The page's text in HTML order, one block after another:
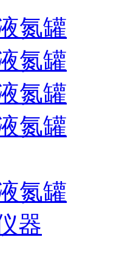
氮罐
氮罐
氮罐
氮罐
氮罐
器